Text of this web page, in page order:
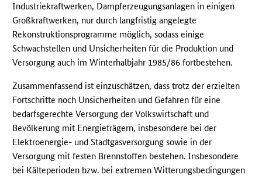
Industriekraftwerken, Dampferzeugungsanlagen in einigen
Großkraftwerken, nur durch langfristig angelegte
Rekonstruktionsprogramme möglich, sodass einige
Schwachstellen und Unsicherheiten für die Produktion und
Versorgung auch im Winterhalbjahr 1985/86 fortbestehen.
Zusammenfassend ist einzuschätzen, dass trotz der erzielten
Fortschritte noch Unsicherheiten und Gefahren für eine
bedarfsgerechte Versorgung der Volkswirtschaft und
Bevölkerung mit Energieträgern, insbesondere bei der
Elektroenergie- und Stadtgasversorgung sowie in der
Versorgung mit festen Brennstoffen bestehen. Insbesondere
bei Kälteperioden bzw. bei extremen Witterungsbedingungen